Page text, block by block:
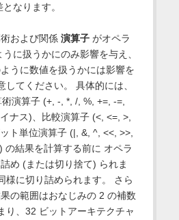
なります。
および関係 演算子がオペラ
に扱うかにのみ影響を与え、
うに数値を扱うかには影響を
てください。 具体的には、
術演算子 (+, -, *, /, %, +=, -=,
ナス)、比較演算子 (<, <=, >,
ト単位演算子 (|, &, ^, <<, >>,
の結果を計算する前に オペラ
め (または切り捨て) られま
様に切り詰められます。 さら
の範囲はおなじみの 2 の補数
り、32 ビットアーキテクチャ